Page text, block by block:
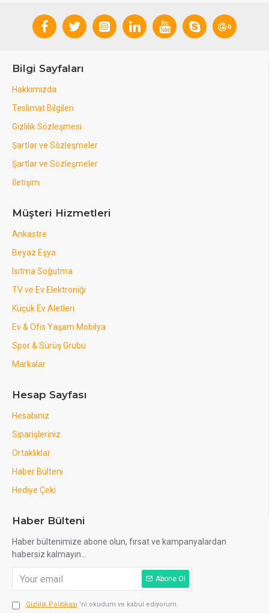
Bilgi Sayfaları
Hakkımızda
Teslimat Bilgileri
Gizlilik Sözleşmesi
Şartlar ve Sözleşmeler
Şartlar ve Sözleşmeler
İletişim
Müşteri Hizmetleri
Ankastre
Beyaz Eşya
Isıtma Soğutma
TV ve Ev Elektroniği
Küçük Ev Aletleri
Ev & Ofis Yaşam Mobilya
Spor & Sürüş Grubu
Markalar
Hesap Sayfası
Hesabınız
Siparişleriniz
Ortaklıklar
Haber Bülteni
Hediye Çeki
Haber Bülteni
Haber bültenimize abone olun, fırsat ve kampanyalardan
habersiz kalmayın...
Abone Ol
Gizlilik Politikası 'ni okudum ve kabul ediyorum.